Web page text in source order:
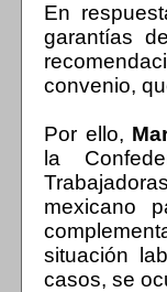
En
garantías
convenio,
Por ello,
la
mexicano
situación
casos, se